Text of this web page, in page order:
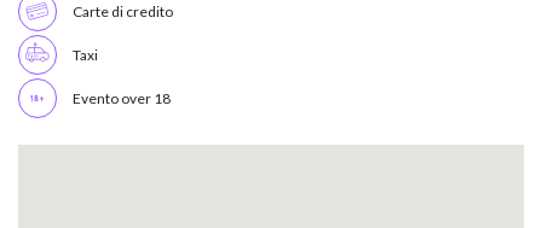
Carte di credito
Taxi
Evento over 18